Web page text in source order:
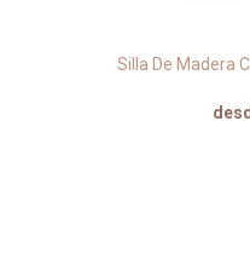
Silla De Madera